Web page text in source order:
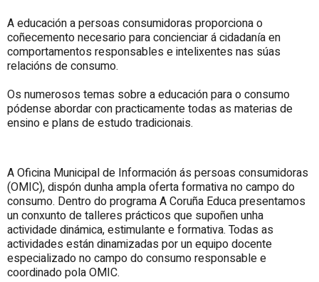
A educación a persoas consumidoras proporciona o
coñecemento necesario para concienciar á cidadanía en
comportamentos responsables e intelixentes nas súas
relacións de consumo.
Os numerosos temas sobre a educación para o consumo
pódense abordar con practicamente todas as materias de
ensino e plans de estudo tradicionais.
A Oficina Municipal de Información ás persoas consumidoras
(OMIC), dispón dunha ampla oferta formativa no campo do
consumo. Dentro do programa A Coruña Educa presentamos
un conxunto de talleres prácticos que supoñen unha
actividade dinámica, estimulante e formativa. Todas as
actividades están dinamizadas por un equipo docente
especializado no campo do consumo responsable e
coordinado pola OMIC.